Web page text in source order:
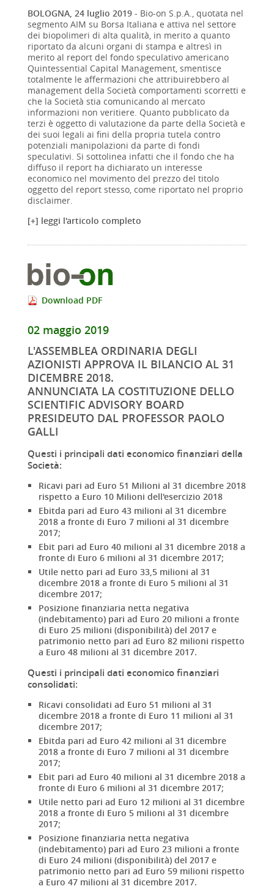
BOLOGNA, 24 luglio 2019- Bio-on S.p.A., quotata nel
segmento AIM su Borsa Italiana e attiva nel settore
dei biopolimeri di alta qualità, in merito a quanto
riportato da alcuni organi di stampa e altresì in
merito al report del fondo speculativo americano
Quintessential Capital Management, smentisce
totalmente le affermazioni che attribuirebbero al
management della Società comportamenti scorretti e
che la Società stia comunicando al mercato
informazioni non veritiere. Quanto pubblicato da
terzi è oggetto di valutazione da parte della Società e
dei suoi legali ai fini della propria tutela contro
potenziali manipolazioni da parte di fondi
speculativi. Si sottolinea infatti che il fondo che ha
diffuso il report ha dichiarato un interesse
economico nel movimento del prezzo del titolo
oggetto del report stesso, come riportato nel proprio
disclaimer.
[+] leggi l'articolo completo
Download PDF
02 maggio 2019
L'ASSEMBLEA ORDINARIA DEGLI
AZIONISTI APPROVA IL BILANCIO AL 31
DICEMBRE 2018.
ANNUNCIATA LA COSTITUZIONE DELLO
SCIENTIFIC ADVISORY BOARD
PRESIDEUTO DAL PROFESSOR PAOLO
GALLI
Questi i principali dati economico finanziari della
Società:
Ricavi pari ad Euro 51 Milioni al 31 dicembre 2018
rispetto a Euro 10 Milioni dell'esercizio 2018
Ebitda pari ad Euro 43 milioni al 31 dicembre
2018 a fronte di Euro 7 milioni al 31 dicembre
2017;
Ebit pari ad Euro 40 milioni al 31 dicembre 2018 a
fronte di Euro 6 milioni al 31 dicembre 2017;
Utile netto pari ad Euro 33,5 milioni al 31
dicembre 2018 a fronte di Euro 5 milioni al 31
dicembre 2017;
Posizione finanziaria netta negativa
(indebitamento) pari ad Euro 20 milioni a fronte
di Euro 25 milioni (disponibilità) del 2017 e
patrimonio netto pari ad Euro 82 milioni rispetto
a Euro 48 milioni al 31 dicembre 2017.
Questi i principali dati economico finanziari
consolidati:
Ricavi consolidati ad Euro 51 milioni al 31
dicembre 2018 a fronte di Euro 11 milioni al 31
dicembre 2017;
Ebitda pari ad Euro 42 milioni al 31 dicembre
2018 a fronte di Euro 7 milioni al 31 dicembre
2017;
Ebit pari ad Euro 40 milioni al 31 dicembre 2018 a
fronte di Euro 6 milioni al 31 dicembre 2017;
Utile netto pari ad Euro 12 milioni al 31 dicembre
2018 a fronte di Euro 5 milioni al 31 dicembre
2017;
Posizione finanziaria netta negativa
(indebitamento) pari ad Euro 23 milioni a fronte
di Euro 24 milioni (disponibilità) del 2017 e
patrimonio netto pari ad Euro 59 milioni rispetto
a Euro 47 milioni al 31 dicembre 2017.